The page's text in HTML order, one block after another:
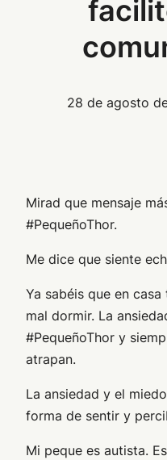
28 de agosto
Mirad que mensaje
#PequeñoThor.
Me dice que siente
Ya sabéis que en
mal dormir. La
#PequeñoThor y
atrapan.
La ansiedad y el
forma de sentir y
Mi peque es autista.